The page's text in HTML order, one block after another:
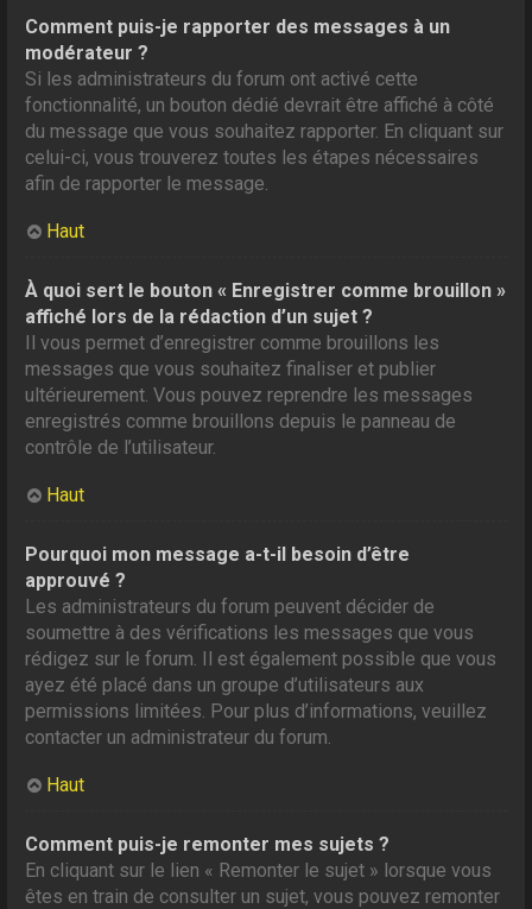
Comment puis-je rapporter des messages à un
modérateur ?
Si les administrateurs du forum ont activé cette
fonctionnalité, un bouton dédié devrait être affiché à côté
du message que vous souhaitez rapporter. En cliquant sur
celui-ci, vous trouverez toutes les étapes nécessaires
afin de rapporter le message.
Haut
À quoi sert le bouton « Enregistrer comme brouillon »
affiché lors de la rédaction d’un sujet ?
Il vous permet d’enregistrer comme brouillons les
messages que vous souhaitez finaliser et publier
ultérieurement. Vous pouvez reprendre les messages
enregistrés comme brouillons depuis le panneau de
contrôle de l’utilisateur.
Haut
Pourquoi mon message a-t-il besoin d’être
approuvé ?
Les administrateurs du forum peuvent décider de
soumettre à des vérifications les messages que vous
rédigez sur le forum. Il est également possible que vous
ayez été placé dans un groupe d’utilisateurs aux
permissions limitées. Pour plus d’informations, veuillez
contacter un administrateur du forum.
Haut
Comment puis-je remonter mes sujets ?
En cliquant sur le lien « Remonter le sujet » lorsque vous
êtes en train de consulter un sujet, vous pouvez remonter